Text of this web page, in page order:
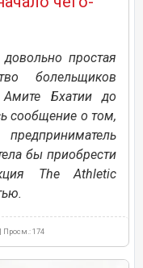
простая
болельщиков
Бхатии до
сообщение о том,
бы приобрести
The Athletic
Просм.: 174